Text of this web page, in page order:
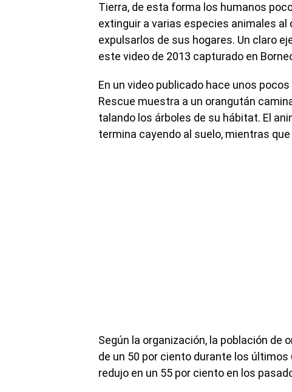
Tierra, de esta forma los humanos
extinguir a varias especies animales
expulsarlos de sus hogares. Un claro
este video de 2013 capturado en
En un video publicado hace unos
Rescue muestra a un orangután
talando los árboles de su hábitat. El
termina cayendo al suelo, mientras
Según la organización, la población de
de un 50 por ciento durante los
redujo en un 55 por ciento en los